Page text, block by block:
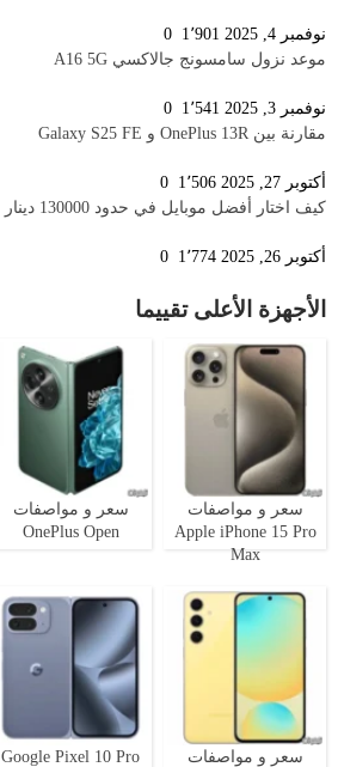
نوفمبر 4, 2025 1٬901
موعد نزول سامسونج جالاكسي A16 5G
نوفمبر 3, 2025 1٬541
مقارنة بين OnePlus 13R و Galaxy S25 FE
أكتوبر 27, 2025 1٬506
كيف اختار أفضل موبايل في حدود 130000 دينار
أكتوبر 26, 2025 1٬774
الأجهزة الأعلى تقييما
سعر و مواصفات
Apple iPhone 15 Pro
Max
سعر و مواصفات
OnePlus Open
سعر و مواصفات
Google Pixel 10 Pro